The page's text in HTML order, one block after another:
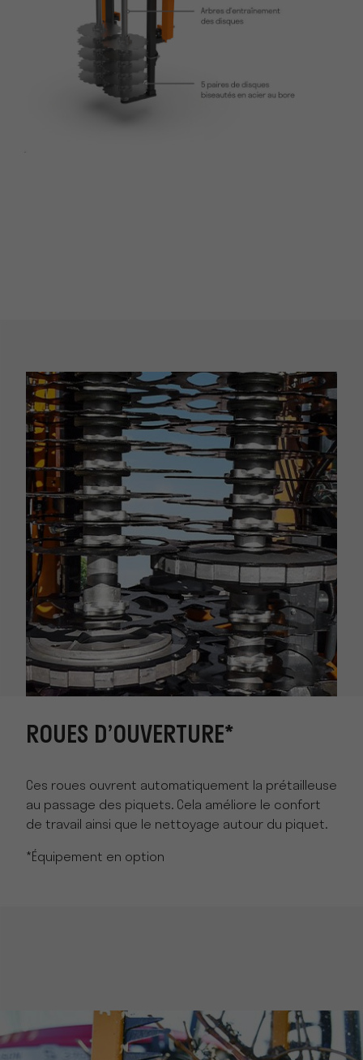
ROUES D’OUVERTURE*
Ces roues ouvrent automatiquement la prétailleuse
au passage des piquets. Cela améliore le confort
de travail ainsi que le nettoyage autour du piquet.
*Équipement en option